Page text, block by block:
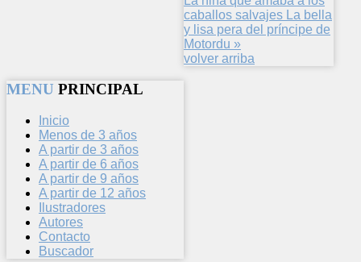
caballos salvajes La bella
y lisa pera del príncipe de
Motordu »
volver arriba
MENU PRINCIPAL
Inicio
Menos de 3 años
A partir de 3 años
A partir de 6 años
A partir de 9 años
A partir de 12 años
Ilustradores
Autores
Contacto
Buscador